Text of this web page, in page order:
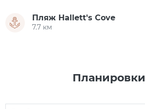
Пляж Hallett's Cove
7.7 км
Планировки